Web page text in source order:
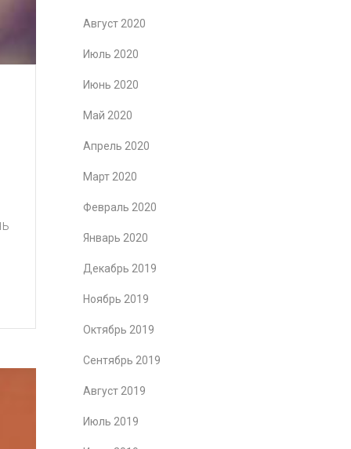
Август 2020
Июль 2020
Июнь 2020
Май 2020
Апрель 2020
Март 2020
Февраль 2020
Январь 2020
Декабрь 2019
Ноябрь 2019
Октябрь 2019
Сентябрь 2019
Август 2019
Июль 2019